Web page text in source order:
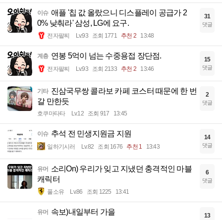
이슈 애플 '칩 값 올랐으니 디스플레이 공급가 2
0% 낮춰라' 삼성, LG에 요구.
전자팔찌 Lv.93 조회 1771 추천 2 13:48
31
댓글
계층 연봉 5억이 넘는 수중용접 장단점.
전자팔찌 Lv.93 조회 2133 추천 2 13:46
15
댓글
기타 진삼국무쌍 콜라보 카페 코스터 때문에 한 번
갈 만한듯
호쿠마타타 Lv.12 조회 917 13:45
2
댓글
이슈 추석 전 민생지원금 지원
일하기시러 Lv.82 조회 1676 추천 1 13:43
14
댓글
유머 소리On) 우리가 잊고 지냈던 충격적인 마블
캐릭터
풀소유 Lv.86 조회 1225 13:41
6
댓글
유머 속보)내일부터 가을 13